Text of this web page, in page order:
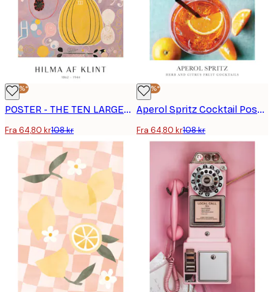
-40%*
POSTER - THE TEN LARGEST, ADULTHOOD, NO. 7 BY HILMA AF KLINT
Fra 64,80 kr108 kr
-40%*
Aperol Spritz Cocktail Poster
Fra 64,80 kr108 kr